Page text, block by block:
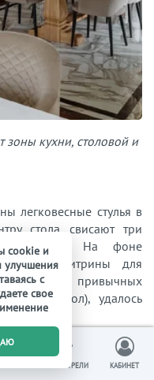
зоны кухни, столовой и
легковесные стулья в
стола свисают три
На фоне
витрины для
привычных
в пол), удалось
столовая: гайд по
ВЫ СМОТРЕЛИ КАБИНЕТ
cookie и
улучшения
с
свое